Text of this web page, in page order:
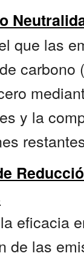
que las
carbono
y la
eficacia
de las